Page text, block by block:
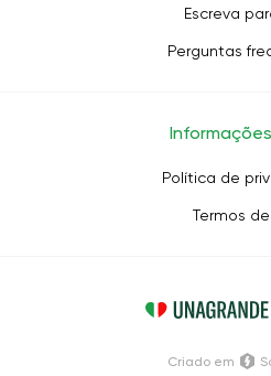
Escreva
Perguntas
Política de
Termos
Criado em